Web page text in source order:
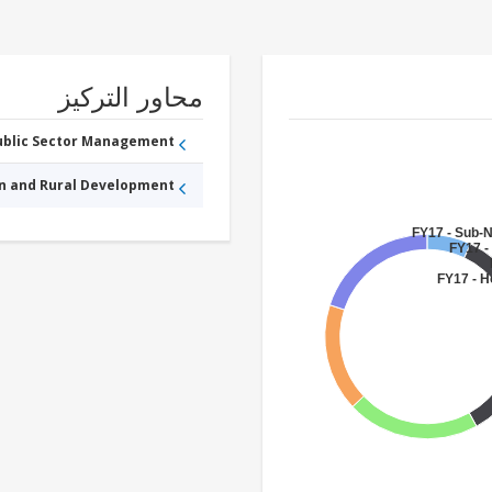
FY17 - Sub-
FY17
FY17 -
محاور التركيز
Sector Management
and Rural Development